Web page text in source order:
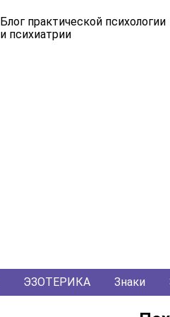
Блог практической психологии
и психиатрии
ЭЗОТЕРИКА Знаки